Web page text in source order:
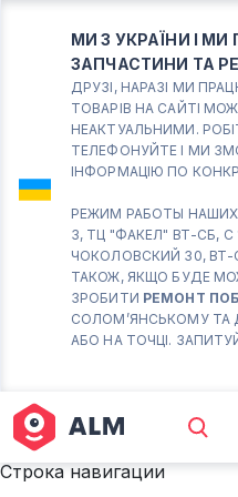
МИ З УКРАЇНИ І
ЗАПЧАСТИНИ ТА
ДРУЗІ, НАРАЗІ МИ
ТОВАРІВ НА САЙТІ
НЕАКТУАЛЬНИМИ.
ТЕЛЕФОНУЙТЕ І МИ
ІНФОРМАЦІЮ ПО
РЕЖИМ РАБОТЫ
3, ТЦ "ФАКЕЛ" ВТ-СБ, С
ЧОКОЛОВСКИЙ 30, ВТ-
ТАКОЖ, ЯКЩО БУДЕ
ЗРОБИТИ РЕМОНТ
СОЛОМ’ЯНСЬКОМУ ТА
АБО НА ТОЧЦІ.
КИЇВ
Вт.- Сб.
10:00 - 18:00
працює ВТ-
18-00
(098) 672
М.
ВТ-СБ С10-
Строка навигации